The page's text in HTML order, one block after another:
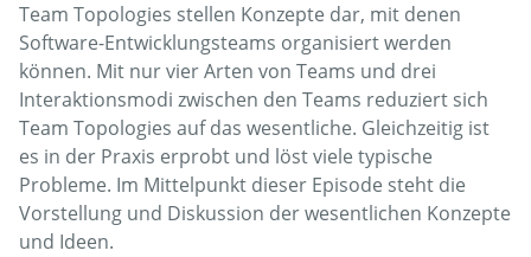
Team Topologies stellen Konzepte dar, mit denen
Software-Entwicklungsteams organisiert werden
können. Mit nur vier Arten von Teams und drei
Interaktionsmodi zwischen den Teams reduziert sich
Team Topologies auf das wesentliche. Gleichzeitig ist
es in der Praxis erprobt und löst viele typische
Probleme. Im Mittelpunkt dieser Episode steht die
Vorstellung und Diskussion der wesentlichen Konzepte
und Ideen.